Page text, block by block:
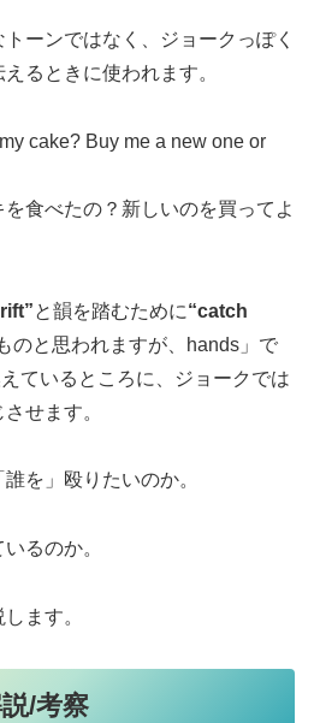
ーンではなく、ジョークっぽく
るときに使われます。
cake? Buy me a new one or
食べたの？新しいのを買ってよ
と韻を踏むために“catch
のと思われますが、hands」で
ているところに、ジョークでは
せます。
を」殴りたいのか。
るのか。
ます。
/考察